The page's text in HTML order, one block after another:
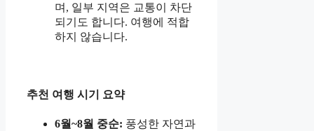
며, 일부 지역은 교통이 차단
되기도 합니다. 여행에 적합
하지 않습니다.
추천 여행 시기 요약
6월~8월 중순: 풍성한 자연과